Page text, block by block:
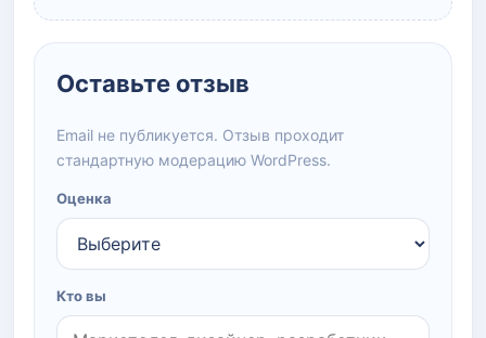
Оставьте отзыв
Email не публикуется. Отзыв проходит
стандартную модерацию WordPress.
Оценка
Кто вы